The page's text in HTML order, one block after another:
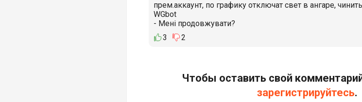
прем.аккаунт, по графику отключат свет в ангаре,
WGbot
- Мені продовжувати?
3
2
Чтобы оставить свой
зарегистрируйтесь.